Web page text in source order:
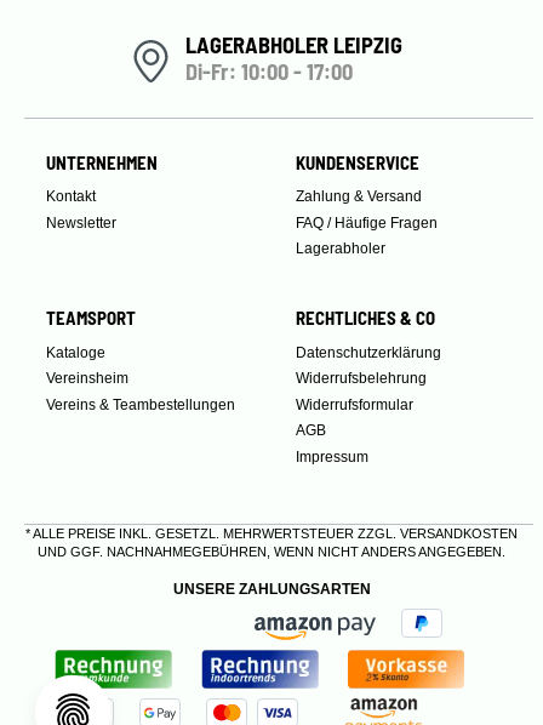
LAGERABHOLER LEIPZIG
Di-Fr: 10:00 - 17:00
UNTERNEHMEN
Kontakt
Newsletter
KUNDENSERVICE
Zahlung & Versand
FAQ / Häufige Fragen
Lagerabholer
TEAMSPORT
Kataloge
Vereinsheim
Vereins & Teambestellungen
RECHTLICHES & CO
Datenschutzerklärung
Widerrufsbelehrung
Widerrufsformular
AGB
Impressum
* ALLE PREISE INKL. GESETZL. MEHRWERTSTEUER ZZGL. VERSANDKOSTEN
UND GGF. NACHNAHMEGEBÜHREN, WENN NICHT ANDERS ANGEGEBEN.
UNSERE ZAHLUNGSARTEN